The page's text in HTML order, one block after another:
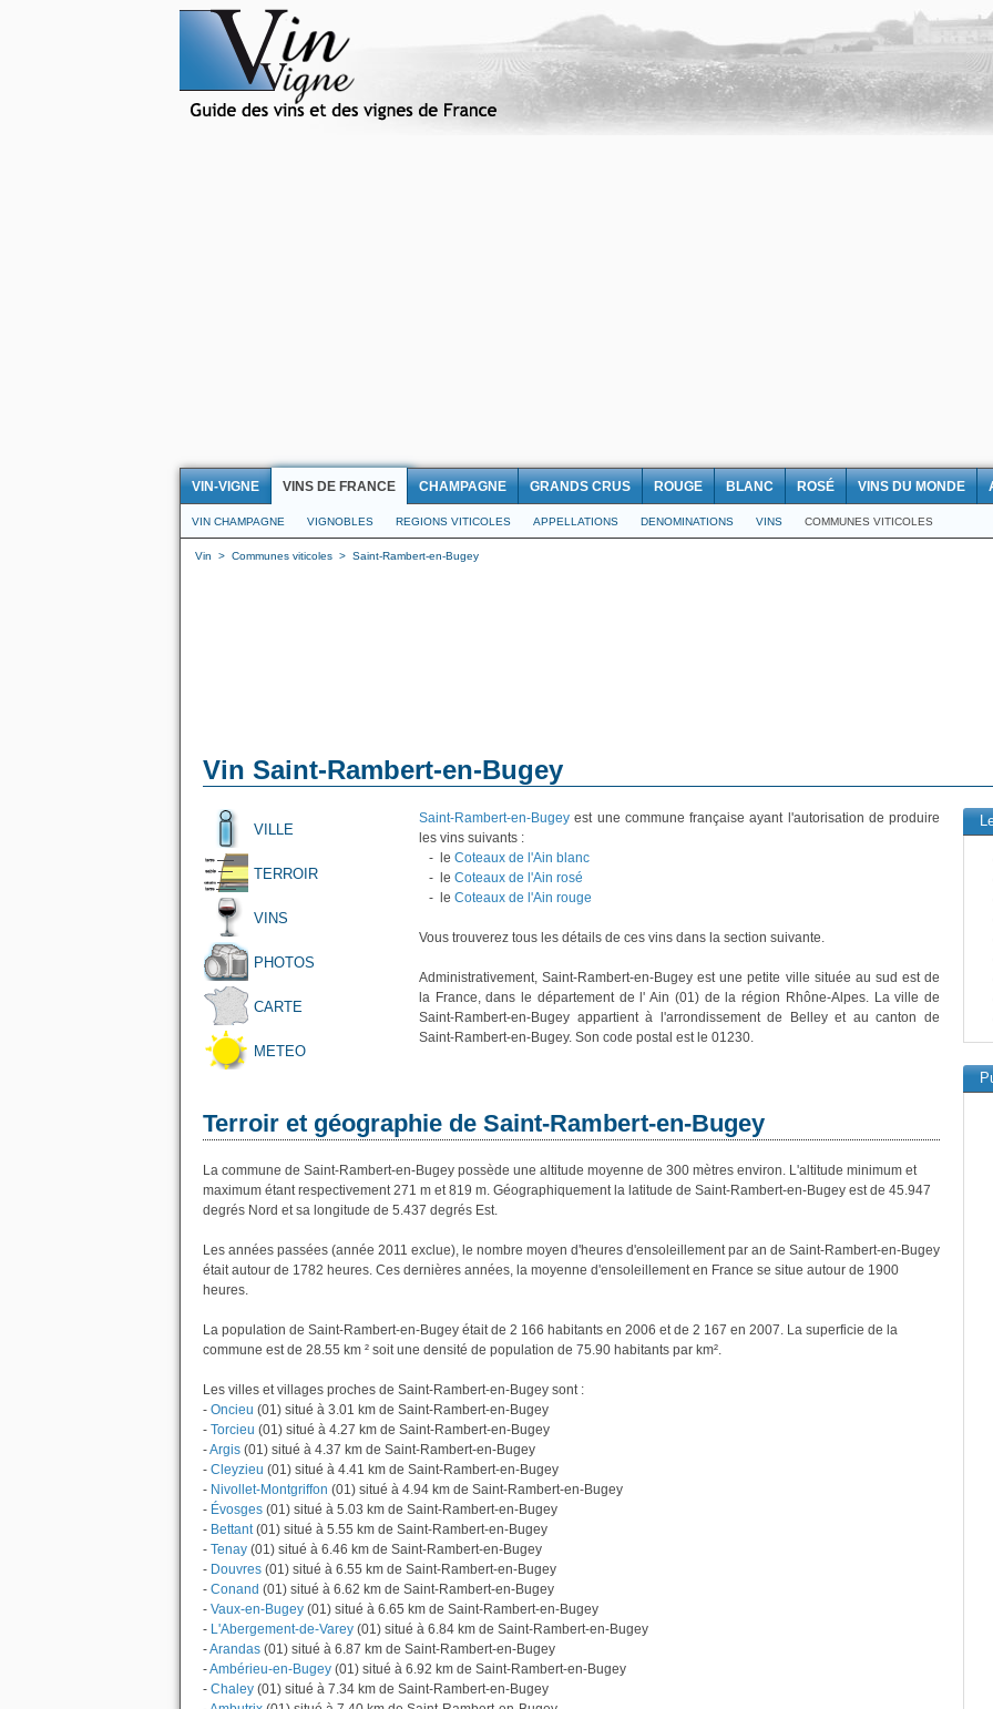
VIN-VIGNE VINS DE FRANCE CHAMPAGNE GRANDS CRUS ROUGE BLANC ROSÉ VINS DU MONDE
VIN CHAMPAGNE VIGNOBLES REGIONS VITICOLES APPELLATIONS DENOMINATIONS VINS COMMUNES VITICOLES
Vin > Communes viticoles > Saint-Rambert-en-Bugey
Vin Saint-Rambert-en-Bugey
VILLE
TERROIR
VINS
PHOTOS
CARTE
METEO
Saint-Rambert-en-Bugey est une commune française ayant l'autorisation de produire
les vins suivants :
- le Coteaux de l'Ain blanc
- le Coteaux de l'Ain rosé
- le Coteaux de l'Ain rouge
Vous trouverez tous les détails de ces vins dans la section suivante.
Administrativement, Saint-Rambert-en-Bugey est une petite ville située au sud est de
la France, dans le département de l' Ain (01) de la région Rhône-Alpes. La ville de
Saint-Rambert-en-Bugey appartient à l'arrondissement de Belley et au canton de
Saint-Rambert-en-Bugey. Son code postal est le 01230.
Terroir et géographie de Saint-Rambert-en-Bugey
La commune de Saint-Rambert-en-Bugey possède une altitude moyenne de 300 mètres environ. L'altitude minimum et
maximum étant respectivement 271 m et 819 m. Géographiquement la latitude de Saint-Rambert-en-Bugey est de 45.947
degrés Nord et sa longitude de 5.437 degrés Est.
Les années passées (année 2011 exclue), le nombre moyen d'heures d'ensoleillement par an de Saint-Rambert-en-Bugey
était autour de 1782 heures. Ces dernières années, la moyenne d'ensoleillement en France se situe autour de 1900
heures.
La population de Saint-Rambert-en-Bugey était de 2 166 habitants en 2006 et de 2 167 en 2007. La superficie de la
commune est de 28.55 km ² soit une densité de population de 75.90 habitants par km².
Les villes et villages proches de Saint-Rambert-en-Bugey sont :
- Oncieu (01) situé à 3.01 km de Saint-Rambert-en-Bugey
- Torcieu (01) situé à 4.27 km de Saint-Rambert-en-Bugey
-Argis (01) situé à 4.37 km de Saint-Rambert-en-Bugey
- Cleyzieu (01) situé à 4.41 km de Saint-Rambert-en-Bugey
- Nivollet-Montgriffon (01) situé à 4.94 km de Saint-Rambert-en-Bugey
- Évosges (01) situé à 5.03 km de Saint-Rambert-en-Bugey
- Bettant(01) situé à 5.55 km de Saint-Rambert-en-Bugey
- Tenay (01) situé à 6.46 km de Saint-Rambert-en-Bugey
- Douvres (01) situé à 6.55 km de Saint-Rambert-en-Bugey
- Conand (01) situé à 6.62 km de Saint-Rambert-en-Bugey
- Vaux-en-Bugey (01) situé à 6.65 km de Saint-Rambert-en-Bugey
- L'Abergement-de-Varey (01) situé à 6.84 km de Saint-Rambert-en-Bugey
-Arandas (01) situé à 6.87 km de Saint-Rambert-en-Bugey
-Ambérieu-en-Bugey (01) situé à 6.92 km de Saint-Rambert-en-Bugey
- Chaley (01) situé à 7.34 km de Saint-Rambert-en-Bugey